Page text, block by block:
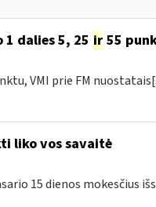
dalies 5, 25 ir55
VMI prie FM
liko vos savaitė
15 dienos mokesčius